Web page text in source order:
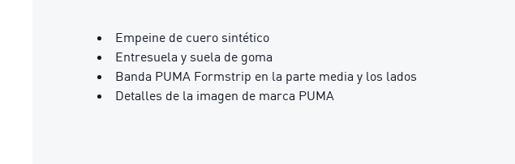
Empeine de cuero sintético
Entresuela y suela de goma
Banda PUMA Formstrip en la parte media y los lados
Detalles de la imagen de marca PUMA